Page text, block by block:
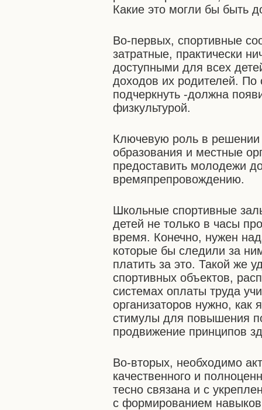
Какие это могли бы быть
Во-первых, спортивные
затратные, практически
доступными для всех
доходов их родителей. По
подчеркнуть -должна
физкультурой.
Ключевую роль в решении
образования и местные
предоставить молодежи
времяпрепровождению.
Школьные спортивные
детей не только в часы
время. Конечно, нужен
которые бы следили за
платить за это. Такой же
спортивных объектов,
системах оплаты труда
организаторов нужно, как
стимулы для повышения
продвижение принципов
Во-вторых, необходимо
качественного и
тесно связана и с
с формированием